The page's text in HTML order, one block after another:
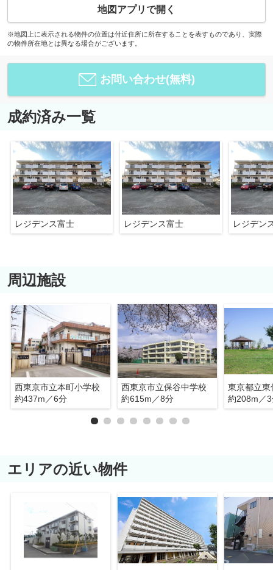
地図アプリで開く
※地図上に表示される物件の位置は付近住所に所在することを表すものであり、実際
の物件所在地とは異なる場合がございます。
お問い合わせ(無料)
成約済み一覧
レジデンス富士 レジデンス富士 レジデン
周辺施設
西東京市立本町小学校
約437m／6分
西東京市立保谷中学校
約615m／8分
東京都立東
約208m／
エリアの近い物件